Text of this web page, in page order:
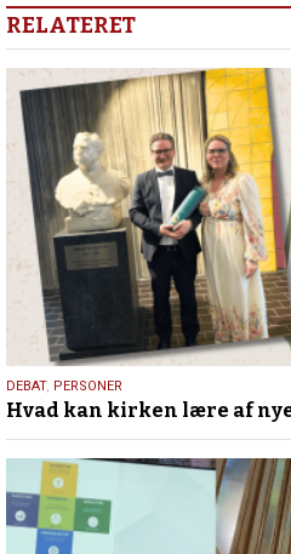
RELATERET
25.
juli
2026
DEBAT, PERSONER
Hvad kan kirken lære af